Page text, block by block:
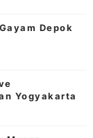
Depok
Yogyakarta